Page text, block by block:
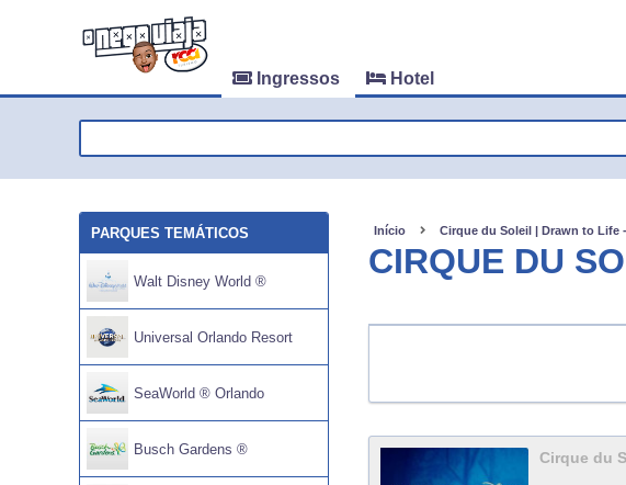
Ingressos Hotel
PARQUES TEMÁTICOS
Walt Disney World ®
Universal Orlando Resort
SeaWorld ® Orlando
Busch Gardens ®
Início Cirque du Soleil | Drawn to Life
CIRQUE DU
Cirque du